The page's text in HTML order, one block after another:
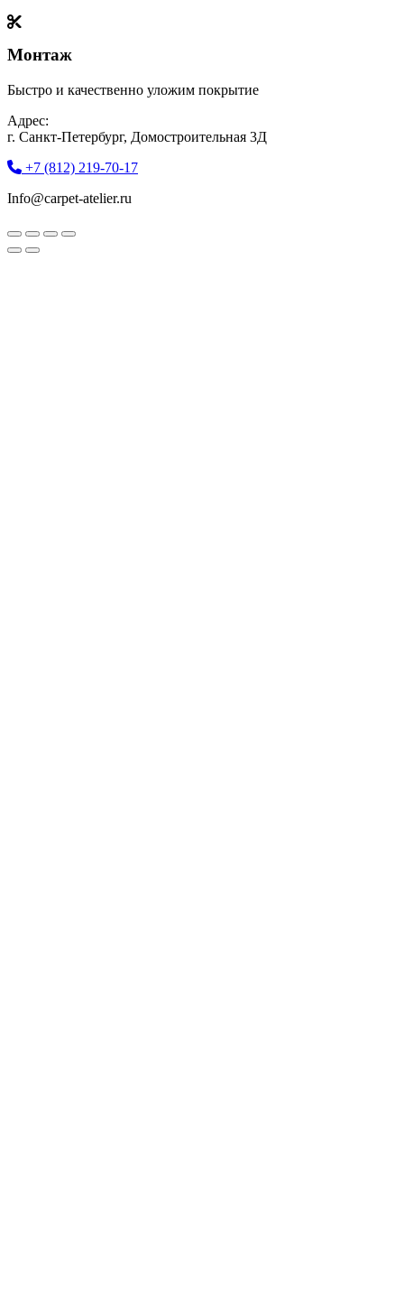
Монтаж
Быстро и качественно уложим покрытие
Адрес:
г. Санкт-Петербург, Домостроительная 3Д
+7 (812) 219-70-17
Info@carpet-atelier.ru